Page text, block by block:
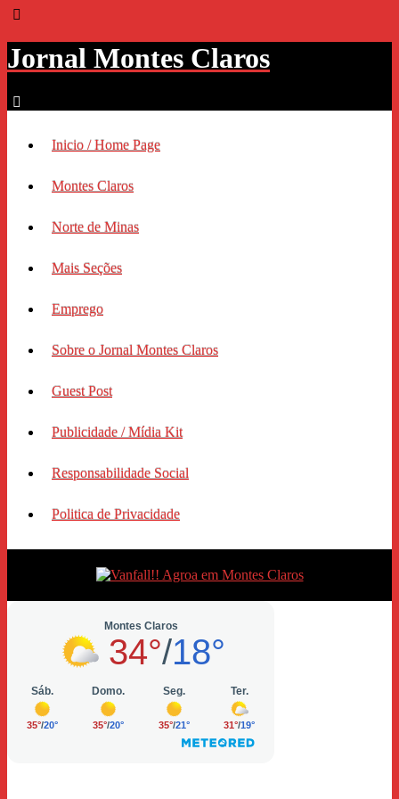
Jornal Montes Claros
Inicio / Home Page
Montes Claros
Norte de Minas
Mais Seções
Emprego
Sobre o Jornal Montes Claros
Guest Post
Publicidade / Mídia Kit
Responsabilidade Social
Politica de Privacidade